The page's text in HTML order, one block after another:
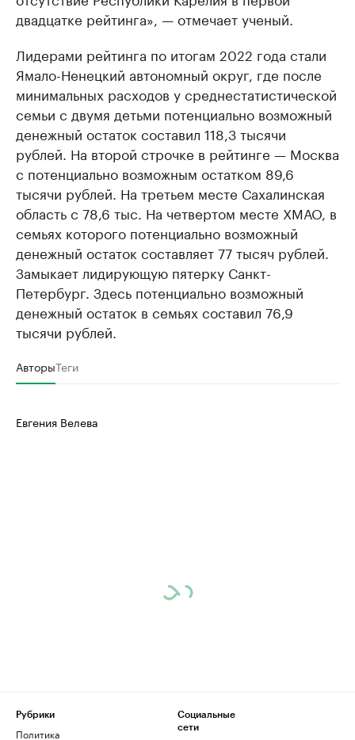
двадцатке рейтинга», — отмечает ученый.
Лидерами рейтинга по итогам 2022 года стали
Ямало-Ненецкий автономный округ, где после
минимальных расходов у среднестатистической
семьи с двумя детьми потенциально возможный
денежный остаток составил 118,3 тысячи
рублей. На второй строчке в рейтинге — Москва
с потенциально возможным остатком 89,6
тысячи рублей. На третьем месте Сахалинская
область с 78,6 тыс. На четвертом месте ХМАО, в
семьях которого потенциально возможный
денежный остаток составляет 77 тысяч рублей.
Замыкает лидирующую пятерку Санкт-
Петербург. Здесь потенциально возможный
денежный остаток в семьях составил 76,9
тысячи рублей.
АвторыТеги
Евгения Велева
Рубрики
Политика
Социальные
сети